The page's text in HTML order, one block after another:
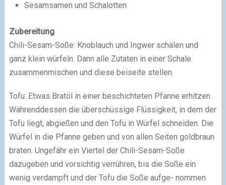
Sesamsamen und Schalotten
Zubereitung
Chili-Sesam-Soße: Knoblauch und Ingwer schälen und
ganz klein würfeln. Dann alle Zutaten in einer Schale
zusammenmischen und diese beiseite stellen.
Tofu: Etwas Bratöl in einer beschichteten Pfanne erhitzen.
Währenddessen die überschüssige Flüssigkeit, in dem der
Tofu liegt, abgießen und den Tofu in Würfel schneiden. Die
Würfel in die Pfanne geben und von allen Seiten goldbraun
braten. Ungefähr ein Viertel der Chili-Sesam-Soße
dazugeben und vorsichtig verrühren, bis die Soße ein
wenig verdampft und der Tofu die Soße aufge- nommen